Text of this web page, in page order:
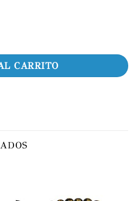
cantidad
CARRITO